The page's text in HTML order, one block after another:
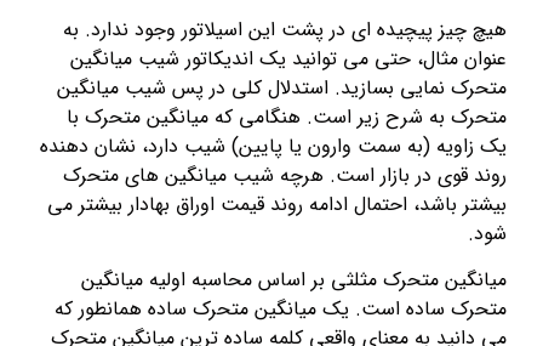
هیچ چیز پیچیده ای در پشت این اسیلاتور وجود ندارد. به
عنوان مثال، حتی می توانید یک اندیکاتور شیب میانگین
متحرک نمایی بسازید. استدلال کلی در پس شیب میانگین
متحرک به شرح زیر است. هنگامی که میانگین متحرک با
یک زاویه (به سمت وارون یا پایین) شیب دارد، نشان دهنده
روند قوی در بازار است. هرچه شیب میانگین های متحرک
بیشتر باشد، احتمال ادامه روند قیمت اوراق بهادار بیشتر می
شود.
میانگین متحرک مثلثی بر اساس محاسبه اولیه میانگین
متحرک ساده است. یک میانگین متحرک ساده همانطور که
می دانید به معنای واقعی کلمه ساده ترین میانگین متحرک